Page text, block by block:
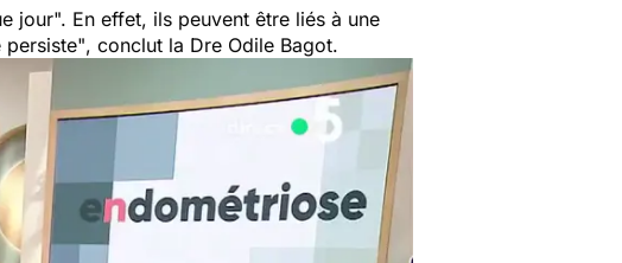
jour". En effet, ils peuvent être liés à une
, conclut la Dre Odile Bagot.